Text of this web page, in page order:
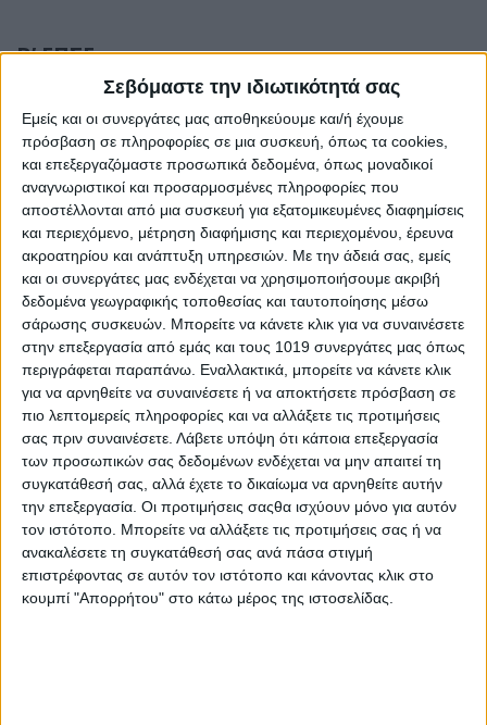
Σεβόμαστε την ιδιωτικότητά σας
Εμείς και οι συνεργάτες μας αποθηκεύουμε και/ή έχουμε
πρόσβαση σε πληροφορίες σε μια συσκευή, όπως τα cookies,
και επεξεργαζόμαστε προσωπικά δεδομένα, όπως μοναδικοί
αναγνωριστικοί και προσαρμοσμένες πληροφορίες που
αποστέλλονται από μια συσκευή για εξατομικευμένες διαφημίσεις
και περιεχόμενο, μέτρηση διαφήμισης και περιεχομένου, έρευνα
ακροατηρίου και ανάπτυξη υπηρεσιών. Με την άδειά σας, εμείς
και οι συνεργάτες μας ενδέχεται να χρησιμοποιήσουμε ακριβή
δεδομένα γεωγραφικής τοποθεσίας και ταυτοποίησης μέσω
σάρωσης συσκευών. Μπορείτε να κάνετε κλικ για να συναινέσετε
στην επεξεργασία από εμάς και τους 1019 συνεργάτες μας όπως
περιγράφεται παραπάνω. Εναλλακτικά, μπορείτε να κάνετε κλικ
για να αρνηθείτε να συναινέσετε ή να αποκτήσετε πρόσβαση σε
πιο λεπτομερείς πληροφορίες και να αλλάξετε τις προτιμήσεις
σας πριν συναινέσετε. Λάβετε υπόψη ότι κάποια επεξεργασία
των προσωπικών σας δεδομένων ενδέχεται να μην απαιτεί τη
συγκατάθεσή σας, αλλά έχετε το δικαίωμα να αρνηθείτε αυτήν
την επεξεργασία. Οι προτιμήσεις σαςθα ισχύουν μόνο για αυτόν
τον ιστότοπο. Μπορείτε να αλλάξετε τις προτιμήσεις σας ή να
ανακαλέσετε τη συγκατάθεσή σας ανά πάσα στιγμή
επιστρέφοντας σε αυτόν τον ιστότοπο και κάνοντας κλικ στο
κουμπί "Απορρήτου" στο κάτω μέρος της ιστοσελίδας.
Β’ ΕΠΣΕ
ΝΟΤΙΟΣ ΟΜΙΛΟΣ
4.30 μ.μ.
Απόλλων Παραλίας-Κήρινθος 2-2ΤΕΛΙΚΟ
Ιστιαία-Ακράτητος Κεχριών 0-0ΤΕΛΙΚΟ
Ολυμπιακός Λίμνης-Μεσσοποταμία 2-0ΤΕΛΙΚΟ
ΒΟΡΕΙΟΣ ΟΜΙΛΟΣ
4.30 μ.μ.
Μιαούλης Φύλλων-Άγιος Λουκάς 4-1ΤΕΛΙΚΟ
Όλυμπος Γυμνού-Μαρμάρι 2-0ΤΕΛΙΚΟ
Νηλέας Νεοχωρίου-Αφράτι 0-1
Ερμήλιος-Κύμη 2-1ΤΕΛΙΚΟ
5 μ.μ.
Ληλάντιο-Σκύρος 0-0